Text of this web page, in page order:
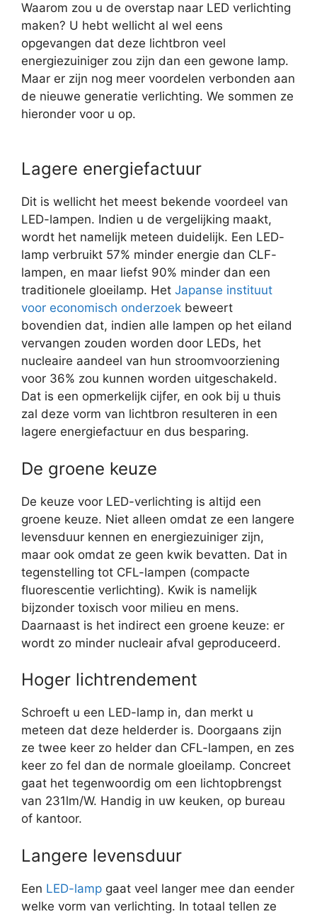
Waarom zou u de overstap naar LED verlichting
maken? U hebt wellicht al wel eens
opgevangen dat deze lichtbron veel
energiezuiniger zou zijn dan een gewone lamp.
Maar er zijn nog meer voordelen verbonden aan
de nieuwe generatie verlichting. We sommen ze
hieronder voor u op.
Lagere energiefactuur
Dit is wellicht het meest bekende voordeel van
LED-lampen. Indien u de vergelijking maakt,
wordt het namelijk meteen duidelijk. Een LED-
lamp verbruikt 57% minder energie dan CLF-
lampen, en maar liefst 90% minder dan een
traditionele gloeilamp. Het Japanse instituut
voor economisch onderzoek beweert
bovendien dat, indien alle lampen op het eiland
vervangen zouden worden door LEDs, het
nucleaire aandeel van hun stroomvoorziening
voor 36% zou kunnen worden uitgeschakeld.
Dat is een opmerkelijk cijfer, en ook bij u thuis
zal deze vorm van lichtbron resulteren in een
lagere energiefactuur en dus besparing.
De groene keuze
De keuze voor LED-verlichting is altijd een
groene keuze. Niet alleen omdat ze een langere
levensduur kennen en energiezuiniger zijn,
maar ook omdat ze geen kwik bevatten. Dat in
tegenstelling tot CFL-lampen (compacte
fluorescentie verlichting). Kwik is namelijk
bijzonder toxisch voor milieu en mens.
Daarnaast is het indirect een groene keuze: er
wordt zo minder nucleair afval geproduceerd.
Hoger lichtrendement
Schroeft u een LED-lamp in, dan merkt u
meteen dat deze helderder is. Doorgaans zijn
ze twee keer zo helder dan CFL-lampen, en zes
keer zo fel dan de normale gloeilamp. Concreet
gaat het tegenwoordig om een lichtopbrengst
van 231lm/W. Handig in uw keuken, op bureau
of kantoor.
Langere levensduur
Een LED-lamp gaat veel langer mee dan eender
welke vorm van verlichting. In totaal tellen ze